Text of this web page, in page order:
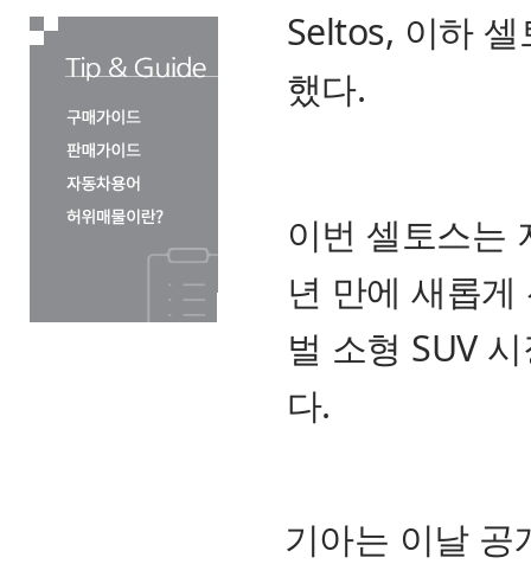
Seltos, 이하 셀
했다.
이번 셀토스는
년 만에 새롭
벌 소형 SUV
다.
기아는 이날 공